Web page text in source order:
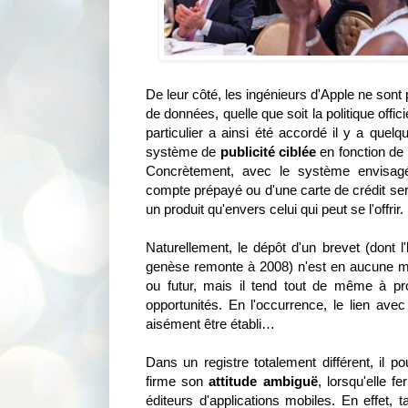
De leur côté, les ingénieurs d'Apple ne
de données, quelle que soit la politique
particulier a ainsi été accordé il y a
système de publicité ciblée en fonction de
Concrètement, avec le système
compte prépayé ou d'une carte de crédit
un produit qu'envers celui qui peut se l'offrir.
Naturellement, le dépôt d'un brevet (dont
genèse remonte à 2008) n'est en aucune
ou futur, mais il tend tout de même à
opportunités. En l'occurrence, le lien
aisément être établi…
Dans un registre totalement différent, il
firme sonattitude ambiguë, lorsqu'elle
éditeurs d'applications mobiles. En effet,